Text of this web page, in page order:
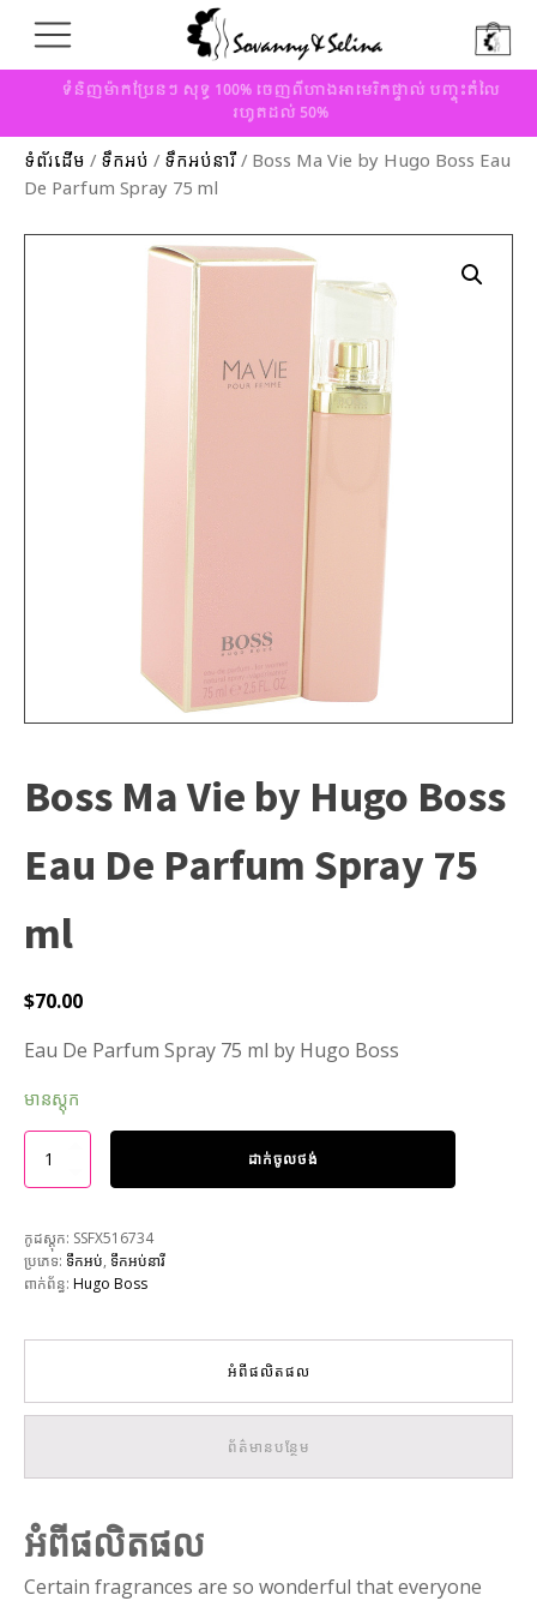
ទំនិញម៉ាកប្រែនៗ សុទ្ធ 100% ចេញពីហាងអាមេរិកផ្ទាល់ បញ្ចុះតំលៃ
រហូតដល់ 50%
ទំព័រដើម / ទឹកអប់ / ទឹកអប់នារី/ Boss Ma Vie by Hugo Boss Eau
De Parfum Spray 75 ml
Boss Ma Vie by Hugo Boss
Eau De Parfum Spray 75
ml
$70.00
Eau De Parfum Spray 75 ml by Hugo Boss
មានស្តុក
ដាក់ចូលថង់
កូដស្តុក: SSFX516734
ប្រភេទ: ទឹកអប់, ទឹកអប់នារី
ពាក់ព័ន្ធ: Hugo Boss
អំពីផលិតផល
ព័ត៌មានបន្ថែម
អំពីផលិតផល
Certain fragrances are so wonderful that everyone